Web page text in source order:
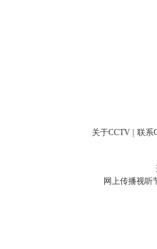
关于CCTV 联系
网上传播视听